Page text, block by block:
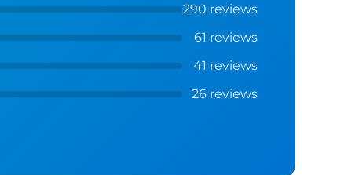
290 reviews
61 reviews
41 reviews
26 reviews